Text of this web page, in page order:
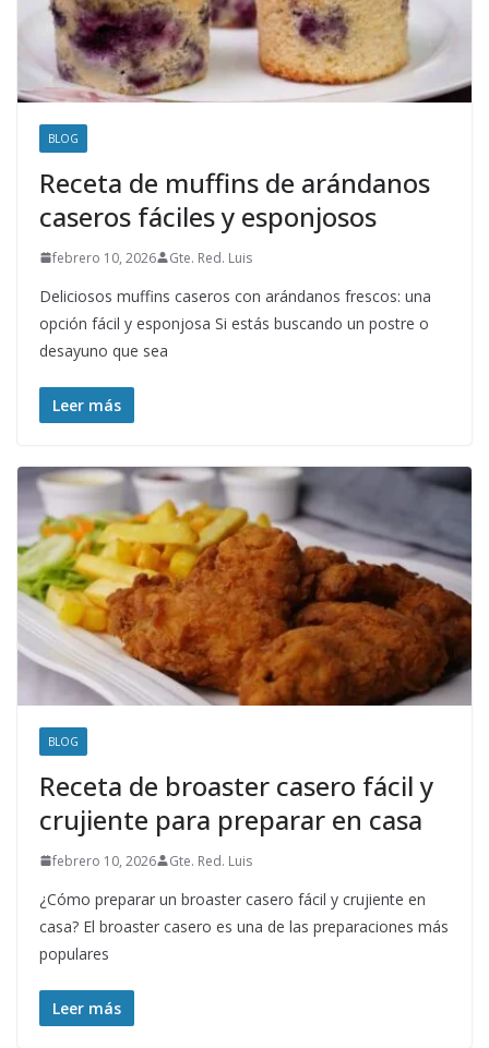
BLOG
Receta de muffins de arándanos
caseros fáciles y esponjosos
febrero 10, 2026 Gte. Red. Luis
Deliciosos muffins caseros con arándanos frescos: una
opción fácil y esponjosa Si estás buscando un postre o
desayuno que sea
Leer más
BLOG
Receta de broaster casero fácil y
crujiente para preparar en casa
febrero 10, 2026 Gte. Red. Luis
¿Cómo preparar un broaster casero fácil y crujiente en
casa? El broaster casero es una de las preparaciones más
populares
Leer más